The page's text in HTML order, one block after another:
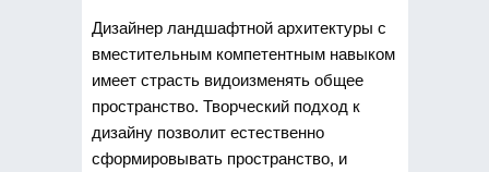
Дизайнер ландшафтной архитектуры с
вместительным компетентным навыком
имеет страсть видоизменять общее
пространство. Творческий подход к
дизайну позволит естественно
сформировывать пространство, и